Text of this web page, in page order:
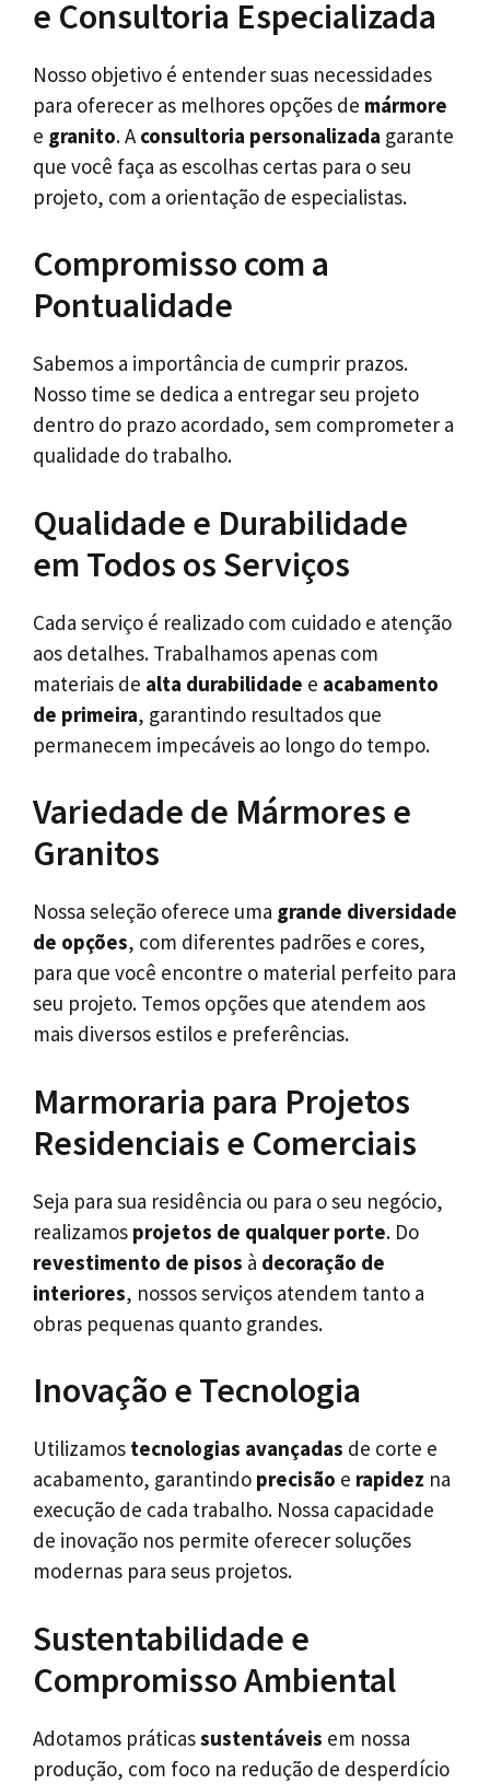
e Consultoria Especializada
Nosso objetivo é entender suas necessidades
para oferecer as melhores opções de mármore
e granito. Aconsultoria personalizada garante
que você faça as escolhas certas para o seu
projeto, com a orientação de especialistas.
Compromisso com a
Pontualidade
Sabemos a importância de cumprir prazos.
Nosso time se dedica a entregar seu projeto
dentro do prazo acordado, sem comprometer a
qualidade do trabalho.
Qualidade e Durabilidade
em Todos os Serviços
Cada serviço é realizado com cuidado e atenção
aos detalhes. Trabalhamos apenas com
materiais de alta durabilidade e acabamento
de primeira, garantindo resultados que
permanecem impecáveis ao longo do tempo.
Variedade de Mármores e
Granitos
Nossa seleção oferece uma grande diversidade
de opções, com diferentes padrões e cores,
para que você encontre o material perfeito para
seu projeto. Temos opções que atendem aos
mais diversos estilos e preferências.
Marmoraria para Projetos
Residenciais e Comerciais
Seja para sua residência ou para o seu negócio,
realizamos projetos de qualquer porte. Do
revestimento de pisos à decoração de
interiores, nossos serviços atendem tanto a
obras pequenas quanto grandes.
Inovação e Tecnologia
Utilizamos tecnologias avançadas de corte e
acabamento, garantindo precisão e rapidez na
execução de cada trabalho. Nossa capacidade
de inovação nos permite oferecer soluções
modernas para seus projetos.
Sustentabilidade e
Compromisso Ambiental
Adotamos práticassustentáveis em nossa
produção, com foco na redução de desperdício